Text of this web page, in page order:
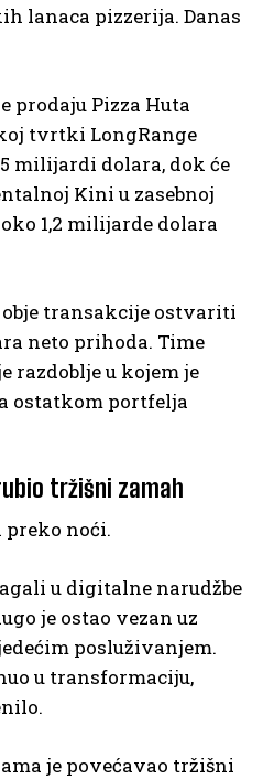
lanaca pizzerija. Danas
prodaju Pizza Huta
tvrtki LongRange
milijardi dolara, dok će
Kini u zasebnoj
1,2 milijarde dolara
transakcije ostvariti
neto prihoda. Time
razdoblje u kojem je
ostatkom portfelja
tržišni zamah
noći.
u digitalne narudžbe
je ostao vezan uz
posluživanjem.
u transformaciju,
je povećavao tržišni